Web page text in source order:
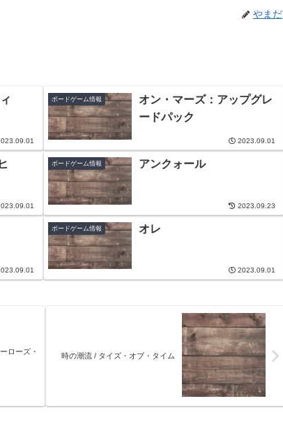
やまだ
ボードゲーム情報
オン・マーズ：アップグレ
ードパック
2023.09.01
ボードゲーム情報 アンクォール
2023.09.23
ボードゲーム情報 オレ
2023.09.01
ローズ・
時の潮流 / タイズ・オブ・タイム